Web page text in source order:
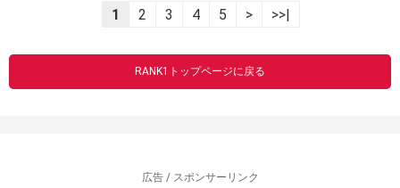
1 2 3 4 5 > >>|
RANK1トップページに戻る
広告 / スポンサーリンク